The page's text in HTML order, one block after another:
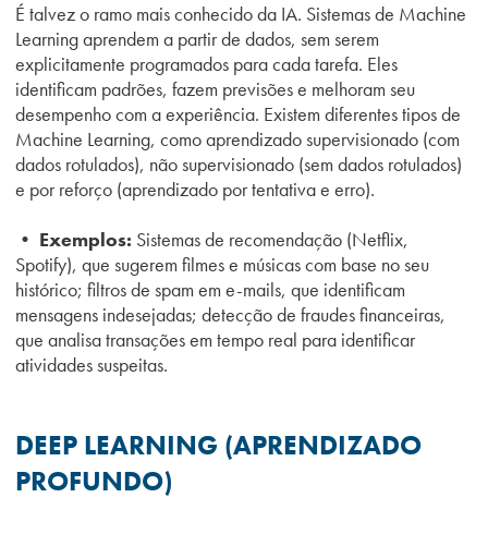
É talvez o ramo mais conhecido da IA. Sistemas de Machine
Learning aprendem a partir de dados, sem serem
explicitamente programados para cada tarefa. Eles
identificam padrões, fazem previsões e melhoram seu
desempenho com a experiência. Existem diferentes tipos de
Machine Learning, como aprendizado supervisionado (com
dados rotulados), não supervisionado (sem dados rotulados)
e por reforço (aprendizado por tentativa e erro).
• Exemplos: Sistemas de recomendação (Netflix,
Spotify), que sugerem filmes e músicas com base no seu
histórico; filtros de spam em e-mails, que identificam
mensagens indesejadas; detecção de fraudes financeiras,
que analisa transações em tempo real para identificar
atividades suspeitas.
DEEP LEARNING (APRENDIZADO
PROFUNDO)